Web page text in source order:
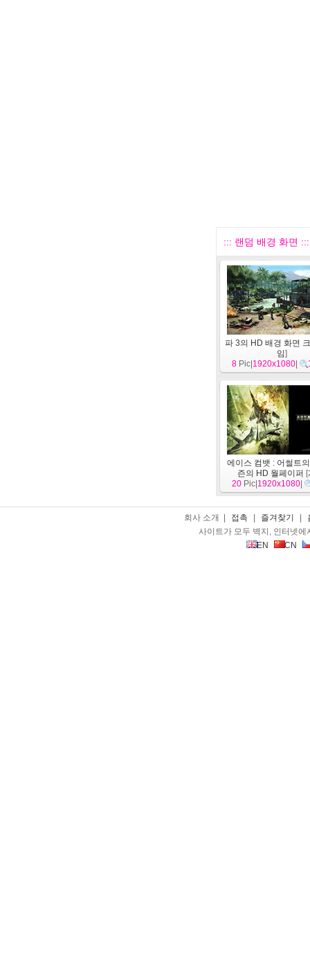
::: 랜덤 배경 화면 :::
파 3의 HD 배경 화면
임]
8 Pic| 1920x1080
에이스 컴뱃 : 어썰트
즌의 HD 월페이퍼 [
20 Pic| 1920x1080
회사 소개 | 접촉 즐겨찾기
사이트가 모두 벽지, 인터넷
EN
CN